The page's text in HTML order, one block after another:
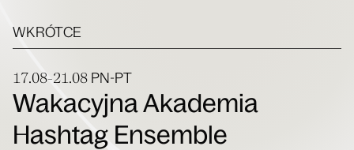
WKRÓTCE
17.08-21.08 PN-PT
Wakacyjna Akademia
Hashtag Ensemble